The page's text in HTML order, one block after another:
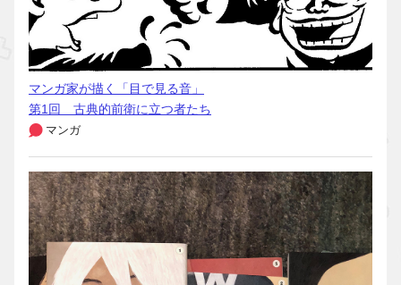
マンガ家が描く「目で見る音」
第1回 古典的前衛に立つ者たち
マンガ